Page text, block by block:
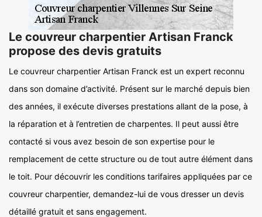
Le couvreur charpentier Artisan Franck
propose des devis gratuits
Le couvreur charpentier Artisan Franck est un expert reconnu
dans son domaine d’activité. Présent sur le marché depuis bien
des années, il exécute diverses prestations allant de la pose, à
la réparation et à l’entretien de charpentes. Il peut aussi être
contacté si vous avez besoin de son expertise pour le
remplacement de cette structure ou de tout autre élément dans
le toit. Pour découvrir les conditions tarifaires appliquées par ce
couvreur charpentier, demandez-lui de vous dresser un devis
détaillé gratuit et sans engagement.